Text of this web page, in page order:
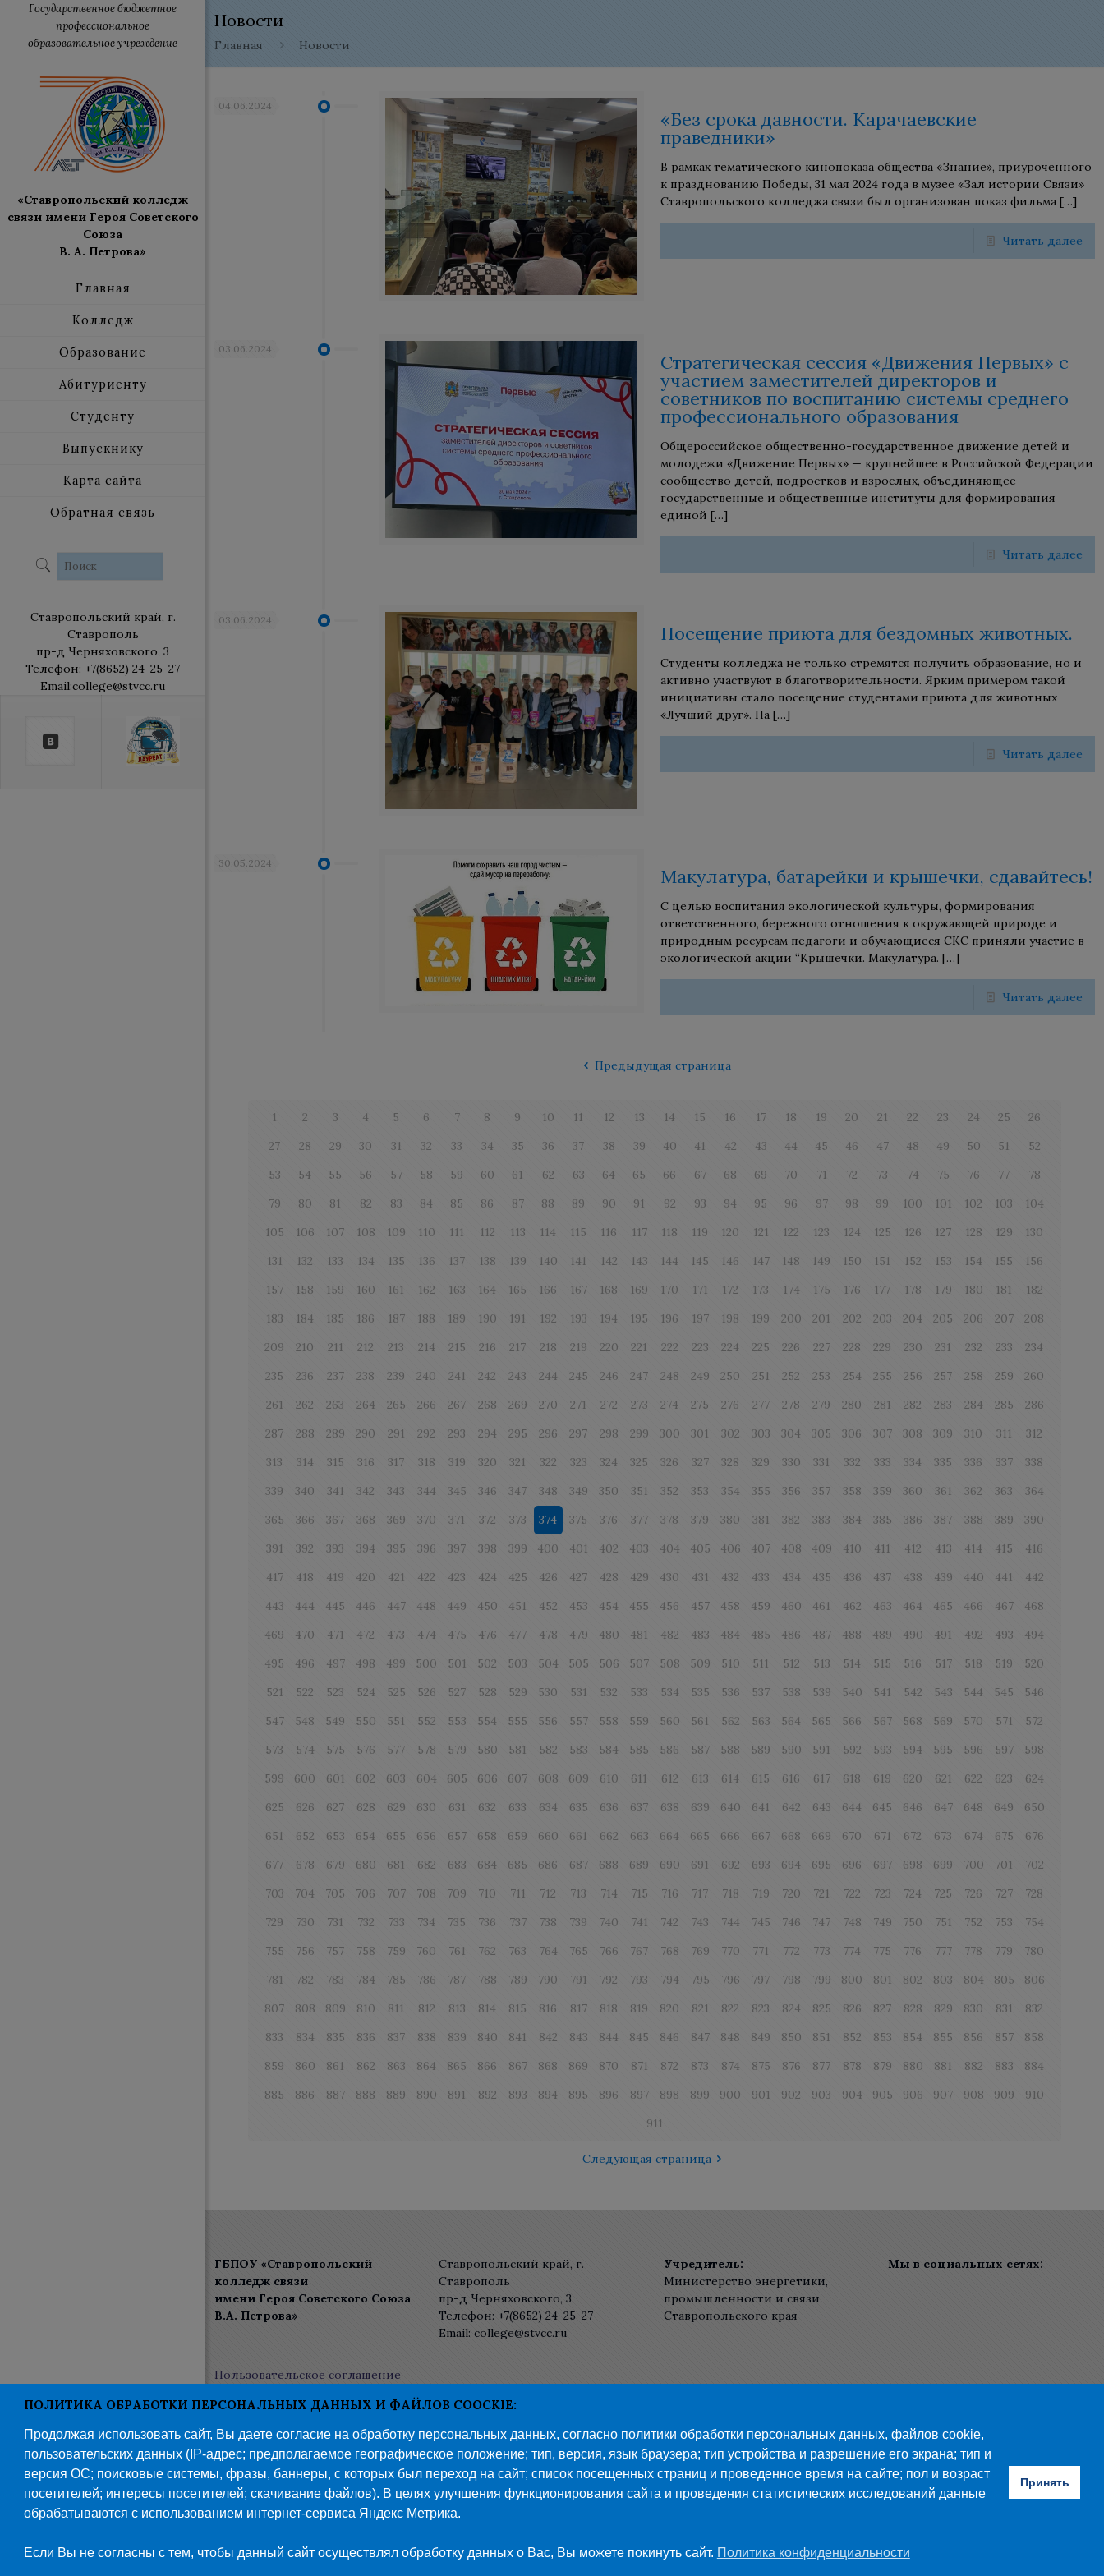
Государственное бюджетное
профессиональное
образовательное учреждение
«Ставропольский колледж
связи имени Героя Советского
Союза
В. А. Петрова»
Главная
Колледж
Образование
Абитуриенту
Студенту
Выпускнику
Карта сайта
Обратная связь
Ставропольский край, г.
Ставрополь
пр-д Черняховского, 3
Телефон: +7(8652) 24-25-27
Email:college@stvcc.ru
Новости
Главная Новости
04.06.2024
«Без срока давности. Карачаевские
праведники»
В рамках тематического кинопоказа общества «Знание», приуроченного
к празднованию Победы, 31 мая 2024 года в музее «Зал истории Связи»
Ставропольского колледжа связи был организован показ фильма[…]
Читать далее
03.06.2024
Стратегическая сессия «Движения Первых» с
участием заместителей директоров и
советников по воспитанию системы среднего
профессионального образования
Общероссийское общественно-государственное движение детей и
молодежи «Движение Первых» — крупнейшее в Российской Федерации
сообщество детей, подростков и взрослых, объединяющее
государственные и общественные институты для формирования
единой […]
Читать далее
03.06.2024
Посещение приюта для бездомных животных.
Студенты колледжа не только стремятся получить образование, но и
активно участвуют в благотворительности. Ярким примером такой
инициативы стало посещение студентами приюта для животных
«Лучший друг». На[…]
Читать далее
30.05.2024
Макулатура, батарейки и крышечки, сдавайтесь!
С целью воспитания экологической культуры, формирования
ответственного, бережного отношения к окружающей природе и
природным ресурсам педагоги и обучающиеся СКС приняли участие в
экологической акции “Крышечки. Макулатура. […]
Читать далее
Предыдущая страница
1 2 3 4 5 6 7 8 9 10 11 12 13 14 15 16 17 18 19 20 21 22 23 24 25
26
27
28 29 30 31 32 33 34 35 36 37 38 39 40 41 42 43 44 45 46 47 48 49 50 51
52
53
54 55 56 57 58 59 60 61 62 63 64 65 66 67 68 69 70 71 72 73 74 75 76 77
78
79
80 81 82 83 84 85 86 87 88 89 90 91 92 93 94 95 96 97 98 99 100 101 102 103
104
105
106 107 108 109 110 111 112 113 114 115 116 117 118 119 120 121 122 123 124 125 126 127 128 129
130
131
132 133 134 135 136 137 138 139 140 141 142 143 144 145 146 147 148 149 150 151 152 153 154 155
156
157
158 159 160 161 162 163 164 165 166 167 168 169 170 171 172 173 174 175 176 177 178 179 180 181
182
183
184 185 186 187 188 189 190 191 192 193 194 195 196 197 198 199 200 201 202 203 204 205 206 207
208
209
210 211 212 213 214 215 216 217 218 219 220 221 222 223 224 225 226 227 228 229 230 231 232 233
234
235
236 237 238 239 240 241 242 243 244 245 246 247 248 249 250 251 252 253 254 255 256 257 258 259
260
261
262 263 264 265 266 267 268 269 270 271 272 273 274 275 276 277 278 279 280 281 282 283 284 285
286
287
288 289 290 291 292 293 294 295 296 297 298 299 300 301 302 303 304 305 306 307 308 309 310 311
312
313
314 315 316 317 318 319 320 321 322 323 324 325 326 327 328 329 330 331 332 333 334 335 336 337
338
339
340 341 342 343 344 345 346 347 348 349 350 351 352 353 354 355 356 357 358 359 360 361 362 363
364
365
366 367 368 369 370 371 372 373 374 375 376 377 378 379 380 381 382 383 384 385 386 387 388 389
390
391
392 393 394 395 396 397 398 399 400 401 402 403 404 405 406 407 408 409 410 411 412 413 414 415
416
417
418 419 420 421 422 423 424 425 426 427 428 429 430 431 432 433 434 435 436 437 438 439 440 441
442
443
444 445 446 447 448 449 450 451 452 453 454 455 456 457 458 459 460 461 462 463 464 465 466 467
468
469
470 471 472 473 474 475 476 477 478 479 480 481 482 483 484 485 486 487 488 489 490 491 492 493
494
495
496 497 498 499 500 501 502 503 504 505 506 507 508 509 510 511 512 513 514 515 516 517 518 519
520
521
522 523 524 525 526 527 528 529 530 531 532 533 534 535 536 537 538 539 540 541 542 543 544 545
546
547
548 549 550 551 552 553 554 555 556 557 558 559 560 561 562 563 564 565 566 567 568 569 570 571
572
573
574 575 576 577 578 579 580 581 582 583 584 585 586 587 588 589 590 591 592 593 594 595 596 597
598
599
600 601 602 603 604 605 606 607 608 609 610 611 612 613 614 615 616 617 618 619 620 621 622 623
624
625
626 627 628 629 630 631 632 633 634 635 636 637 638 639 640 641 642 643 644 645 646 647 648 649
650
651
652 653 654 655 656 657 658 659 660 661 662 663 664 665 666 667 668 669 670 671 672 673 674 675
676
677
678 679 680 681 682 683 684 685 686 687 688 689 690 691 692 693 694 695 696 697 698 699 700 701
702
703
704 705 706 707 708 709 710 711 712 713 714 715 716 717 718 719 720 721 722 723 724 725 726 727
728
729
730 731 732 733 734 735 736 737 738 739 740 741 742 743 744 745 746 747 748 749 750 751 752 753
754
755
756 757 758 759 760 761 762 763 764 765 766 767 768 769 770 771 772 773 774 775 776 777 778 779
780
781
782 783 784 785 786 787 788 789 790 791 792 793 794 795 796 797 798 799 800 801 802 803 804 805
806
807
808 809 810 811 812 813 814 815 816 817 818 819 820 821 822 823 824 825 826 827 828 829 830 831
832
833
834 835 836 837 838 839 840 841 842 843 844 845 846 847 848 849 850 851 852 853 854 855 856 857
858
859
860 861 862 863 864 865 866 867 868 869 870 871 872 873 874 875 876 877 878 879 880 881 882 883
884
885
886 887 888 889 890 891 892 893 894 895 896 897 898 899 900 901 902 903 904 905 906 907 908 909
910
911
Следующая страница
ГБПОУ «Ставропольский
колледж связи
имени Героя Советского Союза
В.А. Петрова»
Пользовательское соглашение
Ставропольский край, г.
Ставрополь
пр-д Черняховского, 3
Телефон: +7(8652) 24-25-27
Email: college@stvcc.ru
Учредитель:
Министерство энергетики,
промышленности и связи
Ставропольского края
Мы в социальных сетях:
© 2018 «Ставропольский колледж связи имени Героя Советского Союза В.А. Петрова». Все права защищены.
Главная
Колледж
ПОЛИТИКА ОБРАБОТКИ ПЕРСОНАЛЬНЫХ ДАННЫХ И ФАЙЛОВ COOCKIE:
Продолжая использовать сайт, Вы даете согласие на обработку персональных данных, согласно политики обработки персональных данных, файлов cookie,
пользовательских данных (IP-адрес; предполагаемое географическое положение; тип, версия, язык браузера; тип устройства и разрешение его экрана; тип и
версия ОС; поисковые системы, фразы, баннеры, с которых был переход на сайт; список посещенных страниц и проведенное время на сайте; пол и возраст
посетителей; интересы посетителей; скачивание файлов). В целях улучшения функционирования сайта и проведения статистических исследований данные
обрабатываются с использованием интернет-сервиса Яндекс Метрика.
Если Вы не согласны с тем, чтобы данный сайт осуществлял обработку данных о Вас, Вы можете покинуть сайт. Политика конфиденциальности
Принять